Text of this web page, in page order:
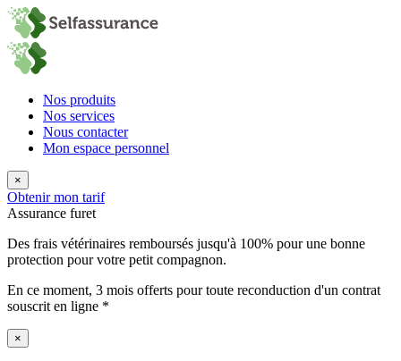
Nos produits
Nos services
Nous contacter
Mon espace personnel
×
Obtenir mon tarif
Assurance furet
Des frais vétérinaires remboursés jusqu'à 100% pour une bonne
protection pour votre petit compagnon.
En ce moment, 3 mois offerts pour toute reconduction d'un contrat
souscrit en ligne *
×